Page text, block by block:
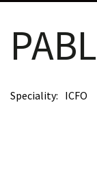
Speciality ICFO
–